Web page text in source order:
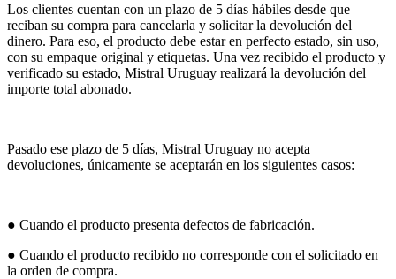
Los clientes cuentan con un plazo de 5 días hábiles desde que
reciban su compra para cancelarla y solicitar la devolución del
dinero. Para eso, el producto debe estar en perfecto estado, sin uso,
con su empaque original y etiquetas. Una vez recibido el producto y
verificado su estado, Mistral Uruguay realizará la devolución del
importe total abonado.
Pasado ese plazo de 5 días, Mistral Uruguay no acepta
devoluciones, únicamente se aceptarán en los siguientes casos:
● Cuando el producto presenta defectos de fabricación.
● Cuando el producto recibido no corresponde con el solicitado en
la orden de compra.